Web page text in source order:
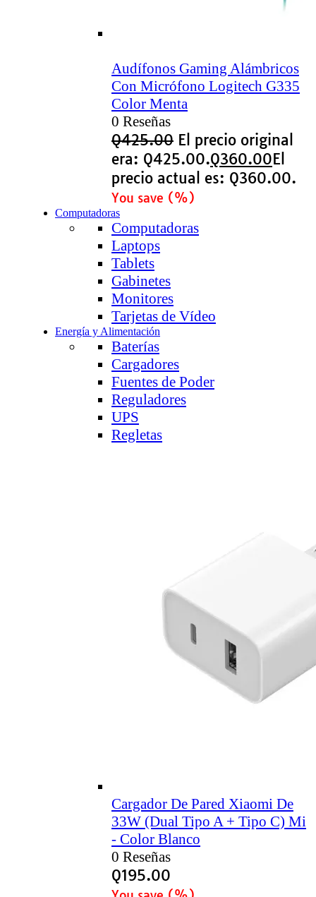
Audífonos Gaming Alámbricos
Con Micrófono Logitech G335
Color Menta
0 Reseñas
Q425.00 El precio original
era: Q425.00.Q360.00El
precio actual es: Q360.00.
You save (%)
Computadoras
Computadoras
Laptops
Tablets
Gabinetes
Monitores
Tarjetas de Vídeo
Energía y Alimentación
Baterías
Cargadores
Fuentes de Poder
Reguladores
UPS
Regletas
Cargador De Pared Xiaomi De
33W (Dual Tipo A + Tipo C) Mi
- Color Blanco
0 Reseñas
Q195.00